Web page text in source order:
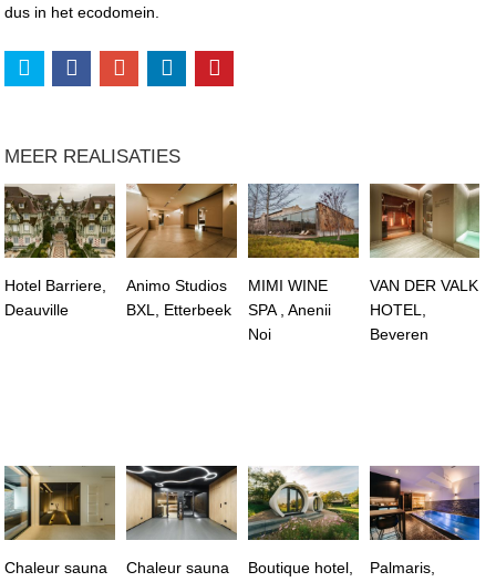
dus in het ecodomein.
MEER REALISATIES
Hotel Barriere,
Deauville
Animo Studios
BXL, Etterbeek
MIMI WINE
SPA , Anenii
Noi
VAN DER VALK
HOTEL,
Beveren
Chaleur sauna
Chaleur sauna
Boutique hotel,
Palmaris,